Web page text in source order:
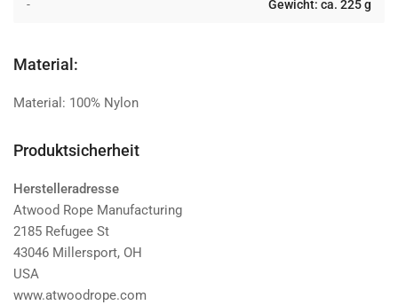
- Gewicht: ca. 225 g
Material:
Material: 100% Nylon
Produktsicherheit
Herstelleradresse
Atwood Rope Manufacturing
2185 Refugee St
43046 Millersport, OH
USA
www.atwoodrope.com